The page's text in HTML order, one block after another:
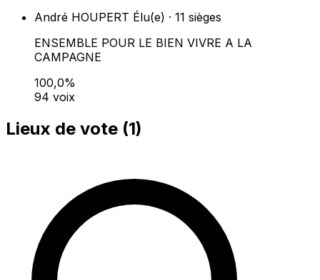
André HOUPERT Élu(e) · 11 sièges
ENSEMBLE POUR LE BIEN VIVRE A LA
CAMPAGNE
100,0%
94 voix
Lieux de vote (1)